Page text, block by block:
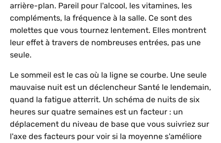
arrière-plan. Pareil pour l'alcool, les vitamines, les
compléments, la fréquence à la salle. Ce sont des
molettes que vous tournez lentement. Elles montrent
leur effet à travers de nombreuses entrées, pas une
seule.
Le sommeil est le cas où la ligne se courbe. Une seule
mauvaise nuit est un déclencheur Santé le lendemain,
quand la fatigue atterrit. Un schéma de nuits de six
heures sur quatre semaines est un facteur : un
déplacement du niveau de base que vous suivriez sur
l'axe des facteurs pour voir si la moyenne s'améliore